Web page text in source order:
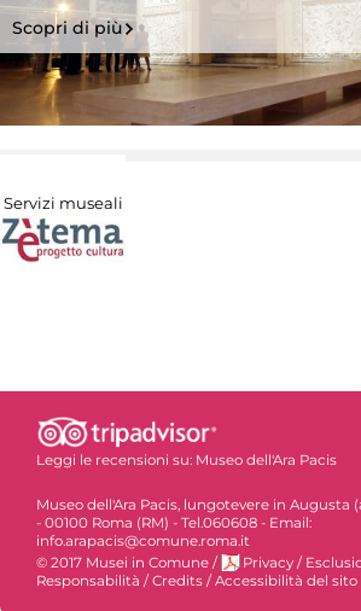
Scopri di più
Servizi museali
Leggi le recensioni su: Museo dell'Ara Pacis
Museo dell'Ara Pacis, lungotevere in Augusta
- 00100 Roma (RM) - Tel.060608 - Email:
info.arapacis@comune.roma.it
© 2017 Musei in Comune / Privacy /
Responsabilità / Credits / Accessibilità del sito